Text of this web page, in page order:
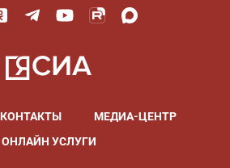
КОНТАКТЫ
МЕДИА-ЦЕНТР
ОНЛАЙН УСЛУГИ